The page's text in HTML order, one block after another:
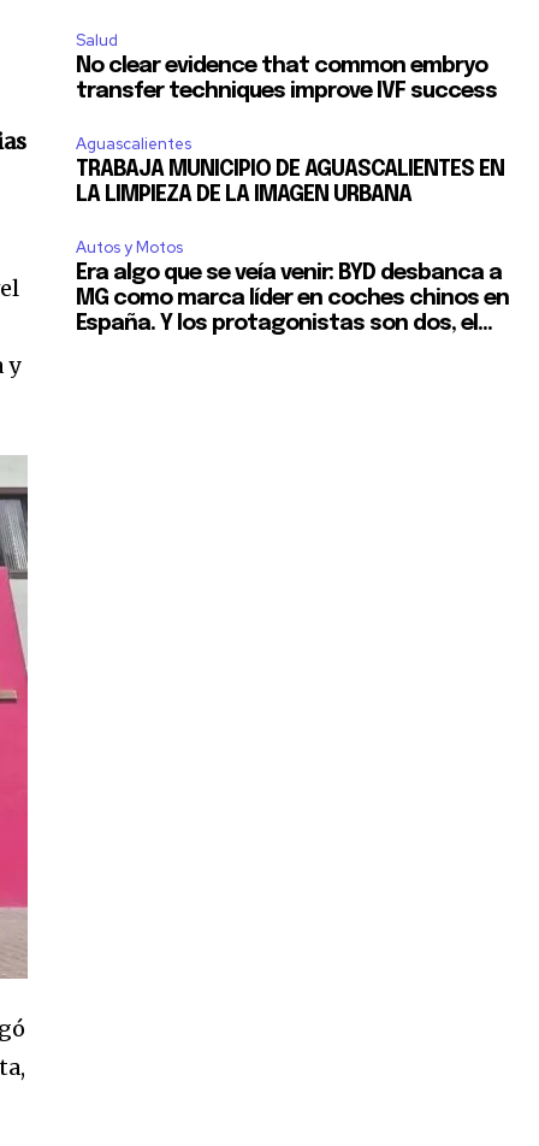
de Privacidad
y
Salud
No clear evidence that common embryo
transfer techniques improve IVF success
Aguascalientes
TRABAJA MUNICIPIO DE AGUASCALIENTES EN
LA LIMPIEZA DE LA IMAGEN URBANA
Autos y Motos
Era algo que se veía venir: BYD desbanca a
MG como marca líder en coches chinos en
España. Y los protagonistas son dos, el...